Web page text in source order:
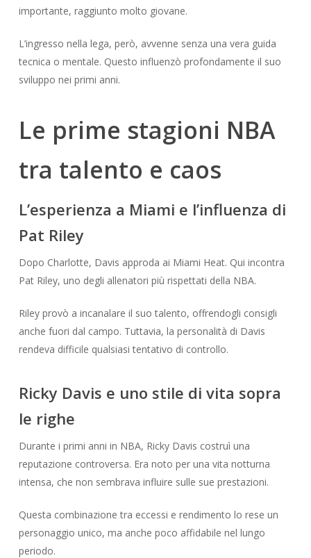
importante, raggiunto molto giovane.
L’ingresso nella lega, però, avvenne senza una vera guida
tecnica o mentale. Questo influenzò profondamente il suo
sviluppo nei primi anni.
Le prime stagioni NBA
tra talento e caos
L’esperienza a Miami e l’influenza di
Pat Riley
Dopo Charlotte, Davis approda ai Miami Heat. Qui incontra
Pat Riley, uno degli allenatori più rispettati della NBA.
Riley provò a incanalare il suo talento, offrendogli consigli
anche fuori dal campo. Tuttavia, la personalità di Davis
rendeva difficile qualsiasi tentativo di controllo.
Ricky Davis e uno stile di vita sopra
le righe
Durante i primi anni in NBA, Ricky Davis costruì una
reputazione controversa. Era noto per una vita notturna
intensa, che non sembrava influire sulle sue prestazioni.
Questa combinazione tra eccessi e rendimento lo rese un
personaggio unico, ma anche poco affidabile nel lungo
periodo.